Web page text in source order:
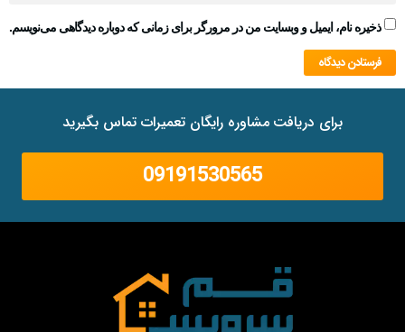
ذخیره نام، ایمیل و وبسایت من در مرورگر برای زمانی که دوباره دیدگاهی می‌نویسم.
برای دریافت مشاوره رایگان تعمیرات تماس بگیرید
09191530565